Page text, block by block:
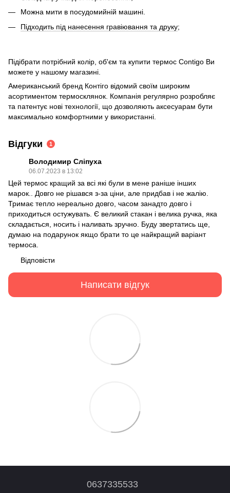
Можна мити в посудомийній машині.
Підходить під нанесення гравіювання та друку;
Підібрати потрібний колір, об'єм та купити термос Contigo Ви
можете у нашому магазині.
Американський бренд Контіго відомий своїм широким
асортиментом термосклянок. Компанія регулярно розробляє
та патентує нові технології, що дозволяють аксесуарам бути
максимально комфортними у використанні.
Відгуки 1
Володимир Сліпуха
06.07.2023 в 13:02
Цей термос кращий за всі які були в мене раніше інших
марок.. Довго не рішався з-за ціни, але придбав і не жалію.
Тримає тепло нереально довго, часом занадто довго і
приходиться остужувать. Є великий стакан і велика ручка, яка
складається, носить і наливать зручно. Буду звертатись ще,
думаю на подарунок якщо брати то це найкращий варіант
термоса.
Відповісти
Написати відгук
0637335533